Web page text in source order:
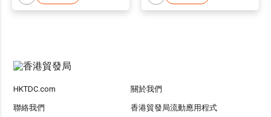
HKTDC.com 關於我們
聯絡我們 香港貿發局流動應用程式